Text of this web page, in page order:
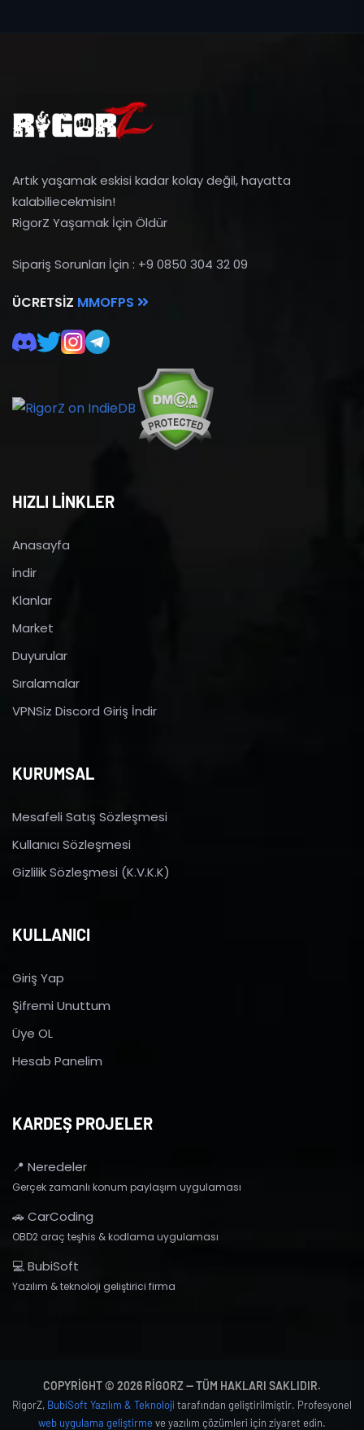
Artık yaşamak eskisi kadar kolay değil, hayatta
kalabiliecekmisin!
RigorZ Yaşamak İçin Öldür
Sipariş Sorunları İçin : +9 0850 304 32 09
ÜCRETSIZ MMOFPS
HIZLI LİNKLER
Anasayfa
indir
Klanlar
Market
Duyurular
Sıralamalar
VPNSiz Discord Giriş İndir
KURUMSAL
Mesafeli Satış Sözleşmesi
Kullanıcı Sözleşmesi
Gizlilik Sözleşmesi (K.V.K.K)
KULLANICI
Giriş Yap
Şifremi Unuttum
Üye OL
Hesab Panelim
KARDEŞ PROJELER
📍 Neredeler
Gerçek zamanlı konum paylaşım uygulaması
🚗 CarCoding
OBD2 araç teşhis & kodlama uygulaması
💻 BubiSoft
Yazılım & teknoloji geliştirici firma
COPYRIGHT © 2026 RIGORZ — TÜM HAKLARI SAKLIDIR.
RigorZ, BubiSoft Yazılım & Teknoloji tarafından geliştirilmiştir. Profesyonel
web uygulama geliştirmeve yazılım çözümleri için ziyaret edin.